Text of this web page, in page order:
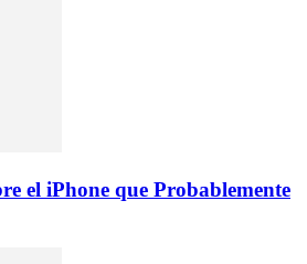
el iPhone que Probablemente